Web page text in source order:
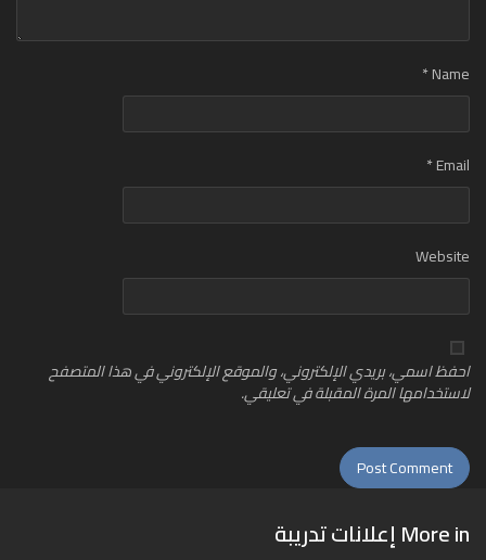
Name
*
Email
*
Website
احفظ اسمي، بريدي الإلكتروني، والموقع الإلكتروني في هذا المتصفح
لاستخدامها المرة المقبلة في تعليقي.
More inإعلانات تدريبة